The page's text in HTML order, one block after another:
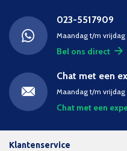
023-5517909
Maandag t/m vrijdag
Bel ons direct
Chat met een
Maandag t/m vrijdag
Chat met een
Klantenservice